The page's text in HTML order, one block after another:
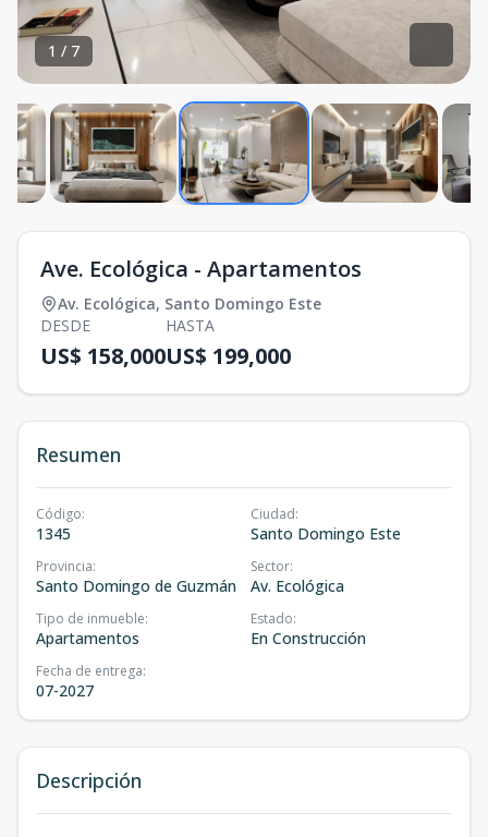
1 / 7
Ave. Ecológica - Apartamentos
Av. Ecológica, Santo Domingo Este
DESDE
US$ 158,000
HASTA
US$ 199,000
Resumen
Código:
1345
Ciudad:
Santo Domingo Este
Provincia:
Santo Domingo de Guzmán
Sector:
Av. Ecológica
Tipo de inmueble:
Apartamentos
Estado:
En Construcción
Fecha de entrega:
07-2027
Descripción